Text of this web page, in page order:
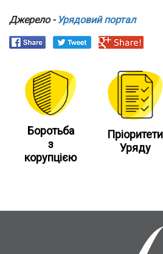
Джерело - Урядовий портал
Боротьба
з
корупцією
Пріоритети
Уряду